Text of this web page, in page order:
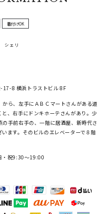
着付けOK
シェリ
17-8 横浜トラストビル 8F
ら、左手にＡＢＣマートさんがある道
、右手にドンキホーテさんがあり。少
の手前右手の、一階に居酒屋、新時代さ
ます。そのビルのエレベーターで８階
・祝9:30～19:00